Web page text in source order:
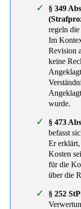
§ 349
regeln
Im
Revision
keine
wurde.
§ 473
befasst
Er
Kosten
für die
über die
§ 252